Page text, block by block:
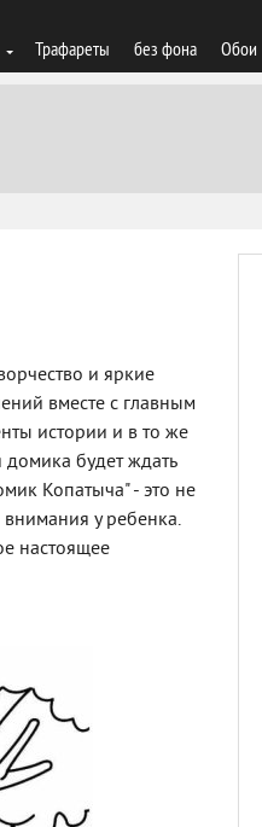
Трафареты без фона Обои
и яркие
вместе с главным
истории и в то же
будет ждать
Копатыча" - это не
у ребенка.
настоящее